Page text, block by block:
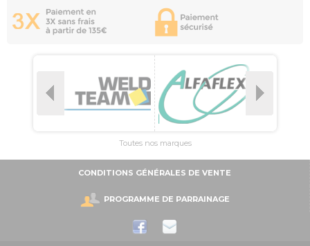
Toutes nos marques
CONDITIONS GÉNÉRALES DE VENTE
PROGRAMME DE PARRAINAGE